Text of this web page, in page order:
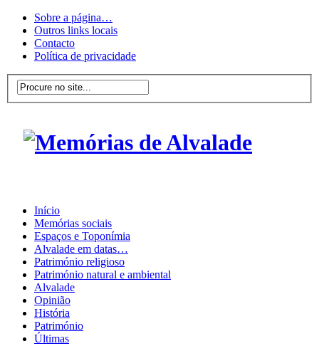
Sobre a página…
Outros links locais
Contacto
Política de privacidade
Início
Memórias sociais
Espaços e Toponímia
Alvalade em datas…
Património religioso
Património natural e ambiental
Alvalade
Opinião
História
Património
Últimas